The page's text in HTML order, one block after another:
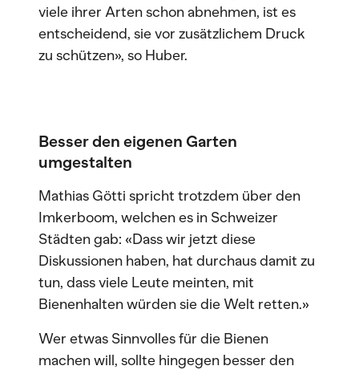
viele ihrer Arten schon abnehmen, ist es
entscheidend, sie vor zusätzlichem Druck
zu schützen», so Huber.
Besser den eigenen Garten
umgestalten
Mathias Götti spricht trotzdem über den
Imkerboom, welchen es in Schweizer
Städten gab: «Dass wir jetzt diese
Diskussionen haben, hat durchaus damit zu
tun, dass viele Leute meinten, mit
Bienenhalten würden sie die Welt retten.»
Wer etwas Sinnvolles für die Bienen
machen will, sollte hingegen besser den